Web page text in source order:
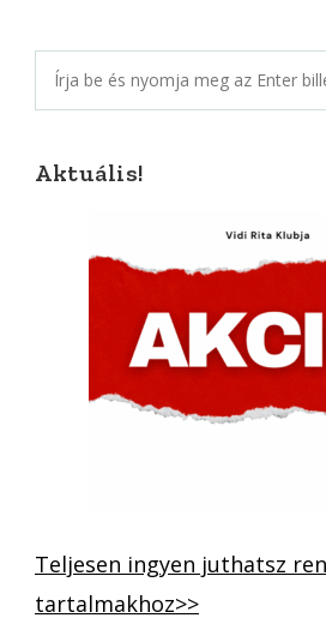
Keresés:
Aktuális!
Teljesen ingyen juthatsz
tartalmakhoz>>